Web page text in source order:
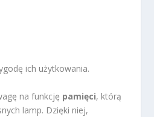
ich użytkowania.
na funkcję pamięci, którą
lamp. Dzięki niej,